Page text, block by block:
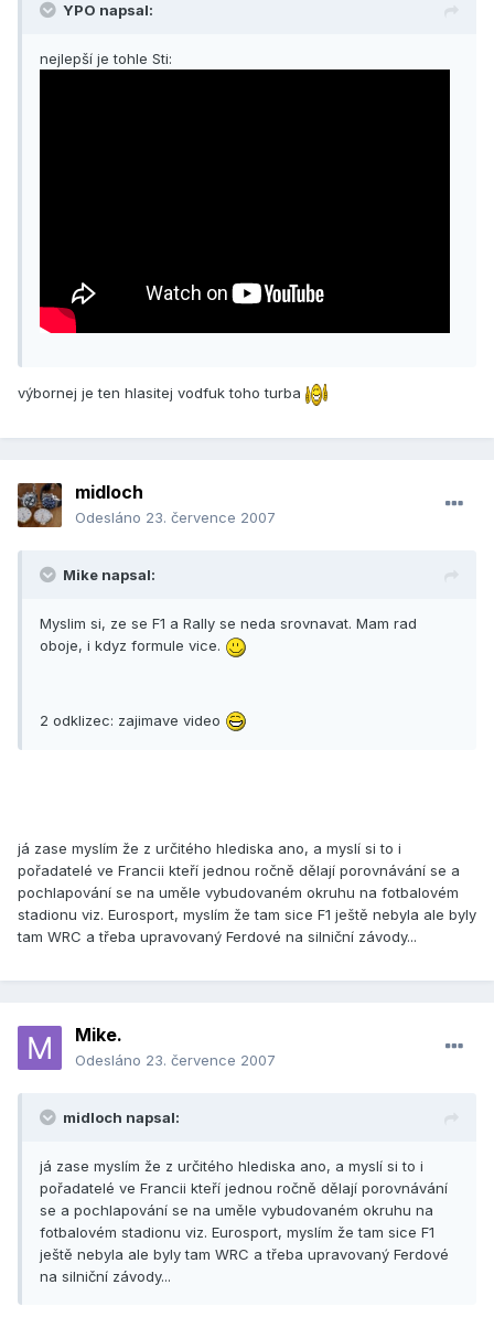
YPO napsal:
nejlepší je tohle Sti:
výbornej je ten hlasitej vodfuk toho turba
midloch
Odesláno 23. července 2007
Mike napsal:
Myslim si, ze se F1 a Rally se neda srovnavat. Mam rad
oboje, i kdyz formule vice.
2 odklizec: zajimave video
já zase myslím že z určitého hlediska ano, a myslí si to i
pořadatelé ve Francii kteří jednou ročně dělají porovnávání se a
pochlapování se na uměle vybudovaném okruhu na fotbalovém
stadionu viz. Eurosport, myslím že tam sice F1 ještě nebyla ale byly
tam WRC a třeba upravovaný Ferdové na silniční závody...
Mike.
Odesláno 23. července 2007
midloch napsal:
já zase myslím že z určitého hlediska ano, a myslí si to i
pořadatelé ve Francii kteří jednou ročně dělají porovnávání
se a pochlapování se na uměle vybudovaném okruhu na
fotbalovém stadionu viz. Eurosport, myslím že tam sice F1
ještě nebyla ale byly tam WRC a třeba upravovaný Ferdové
na silniční závody...